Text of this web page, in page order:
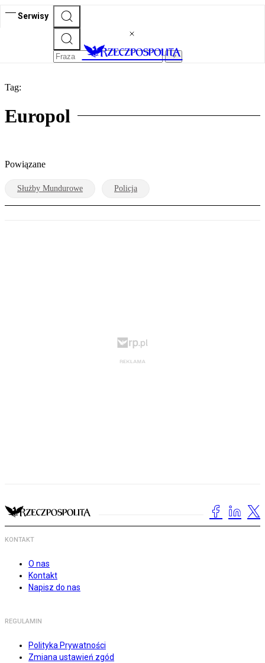
Serwisy
Tag:
Europol
Powiązane
Służby Mundurowe Policja
KONTAKT
O nas
Kontakt
Napisz do nas
REGULAMIN
Polityka Prywatności
Zmiana ustawień zgód